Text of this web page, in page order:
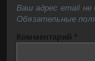
Ваш адрес email не
Обязательные
Комментарий *